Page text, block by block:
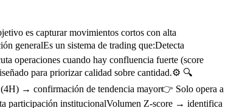
es capturar movimientos cortos con alta
generalEs un sistema de trading que:Detecta
operaciones cuando hay confluencia fuerte (score
para priorizar calidad sobre cantidad.⚙️ 🔍
→ confirmación de tendencia mayor👉 Solo opera a
participación institucionalVolumen Z-score → identifica